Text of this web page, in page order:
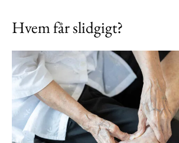
Hvem får slidgigt?